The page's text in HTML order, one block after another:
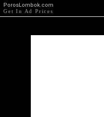
PorosLombok.com
Get In Ad Prices